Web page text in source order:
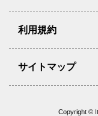
利用規約
サイトマップ
Copyright ©